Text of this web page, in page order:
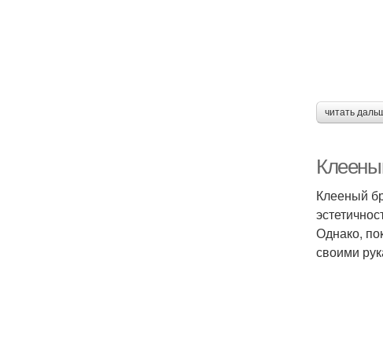
читать
Клееный
Однако,
своими